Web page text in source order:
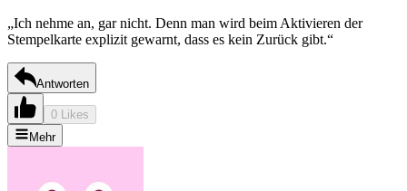
„Ich nehme an, gar nicht. Denn man wird beim Aktivieren der
Stempelkarte explizit gewarnt, dass es kein Zurück gibt.“
Antworten
0 Likes
Mehr